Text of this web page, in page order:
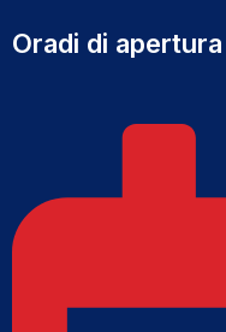
Oradi di apertura